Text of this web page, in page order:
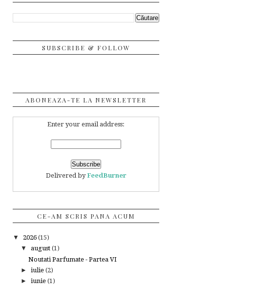
SUBSCRIBE & FOLLOW
ABONEAZA-TE LA NEWSLETTER
Enter your email address:
Delivered byFeedBurner
CE-AM SCRIS PANA ACUM
▼ 2026 (15)
▼ august (1)
Noutati Parfumate - Partea VI
► iulie (2)
► iunie (1)